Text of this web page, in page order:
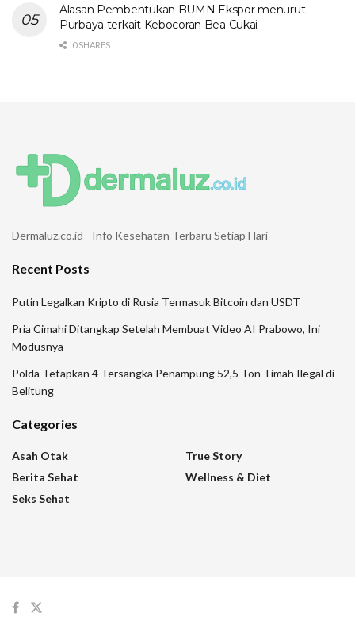
Alasan Pembentukan BUMN Ekspor menurut
Purbaya terkait Kebocoran Bea Cukai
0 SHARES
Dermaluz.co.id - Info Kesehatan Terbaru Setiap Hari
Recent Posts
Putin Legalkan Kripto di Rusia Termasuk Bitcoin dan USDT
Pria Cimahi Ditangkap Setelah Membuat Video AI Prabowo, Ini
Modusnya
Polda Tetapkan 4 Tersangka Penampung 52,5 Ton Timah Ilegal di
Belitung
Categories
Asah Otak
Berita Sehat
Seks Sehat
True Story
Wellness & Diet